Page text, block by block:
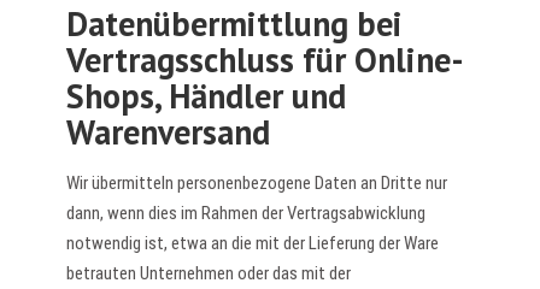
Datenübermittlung bei
Vertragsschluss für Online-
Shops, Händler und
Warenversand
Wir übermitteln personenbezogene Daten an Dritte nur
dann, wenn dies im Rahmen der Vertragsabwicklung
notwendig ist, etwa an die mit der Lieferung der Ware
betrauten Unternehmen oder das mit der